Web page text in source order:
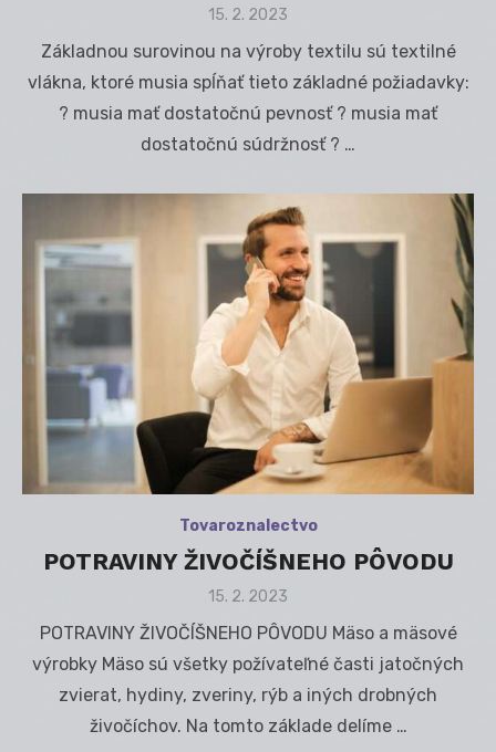
Posted
15. 2. 2023
Základnou surovinou na výroby textilu sú textilné
vlákna, ktoré musia spĺňať tieto základné požiadavky:
? musia mať dostatočnú pevnosť ? musia mať
dostatočnú súdržnosť ? …
Tovaroznalectvo
POTRAVINY ŽIVOČÍŠNEHO PÔVODU
Posted
15. 2. 2023
POTRAVINY ŽIVOČÍŠNEHO PÔVODU Mäso a mäsové
výrobky Mäso sú všetky požívateľné časti jatočných
zvierat, hydiny, zveriny, rýb a iných drobných
živočíchov. Na tomto základe delíme …